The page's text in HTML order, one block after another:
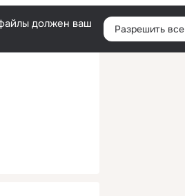
Войти
должен ваш
Разрешить все